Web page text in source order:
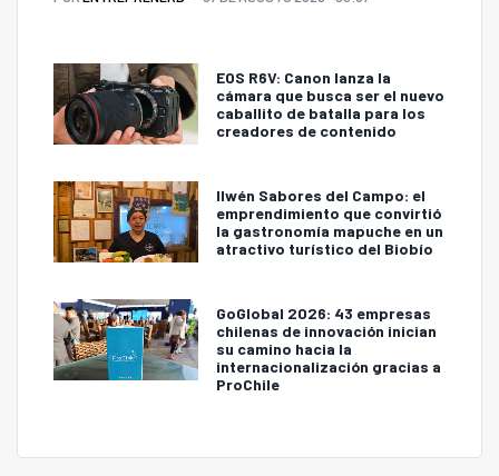
EOS R6V: Canon lanza la
cámara que busca ser el nuevo
caballito de batalla para los
creadores de contenido
Ilwén Sabores del Campo: el
emprendimiento que convirtió
la gastronomía mapuche en un
atractivo turístico del Biobío
GoGlobal 2026: 43 empresas
chilenas de innovación inician
su camino hacia la
internacionalización gracias a
ProChile